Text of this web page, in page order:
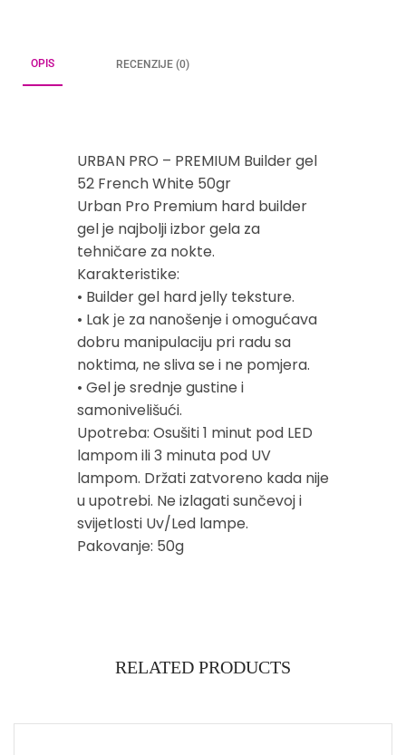
OPIS RECENZIJE (0)
URBAN PRO – PREMIUM Builder gel
52 French White 50gr
Urban Pro Premium hard builder
gel je najbolji izbor gela za
tehničare za nokte.
Karakteristike:
• Builder gel hard jelly teksture.
• Lak је za nanošenje i omogućava
dobru manipulaciju pri radu sa
noktima, ne sliva se i ne pomjera.
• Gel je srednje gustine i
samonivelišući.
Upotreba: Osušiti 1 minut pod LED
lampom ili 3 minuta pod UV
lampom. Držati zatvoreno kada nije
u upotrebi. Ne izlagati sunčevoj i
svijetlosti Uv/Led lampe.
Pakovanje: 50g
RELATED PRODUCTS